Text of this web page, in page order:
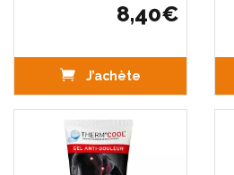
8,40€
J’achète